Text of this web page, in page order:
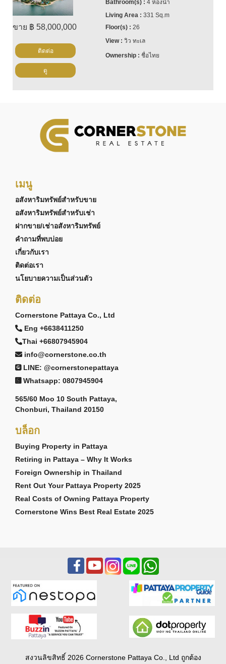
ขาย ฿ 58,000,000
4 ห้องน้ำ
331 Sq.m
26
วิว ทะเล
ชื่อไทย
ติดต่อ
ดู
เมนู
อสังหาริมทรัพย์สำหรับขาย
อสังหาริมทรัพย์สำหรับเช่า
ฝากขาย/เช่าอสังหาริมทรัพย์
คำถามที่พบบ่อย
เกี่ยวกับเรา
ติดต่อเรา
นโยบายความเป็นส่วนตัว
ติดต่อ
Cornerstone Pattaya Co., Ltd
Eng +6638411250
Thai +66807945904
info@cornerstone.co.th
LINE: @cornerstonepattaya
Whatsapp: 0807945904
565/60 Moo 10 South Pattaya,
Chonburi, Thailand 20150
บล็อก
Buying Property in Pattaya
Retiring in Pattaya – Why It Works
Foreign Ownership in Thailand
Rent Out Your Pattaya Property 2025
Real Costs of Owning Pattaya Property
Cornerstone Wins Best Real Estate 2025
สงวนลิขสิทธิ์ 2026 Cornerstone Pattaya Co., Ltd ถูกต้อง